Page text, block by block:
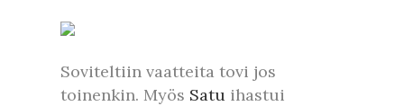
Soviteltiin vaatteita tovi jos
toinenkin. Myös Satu ihastui